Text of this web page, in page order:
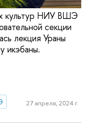
культур НИУ ВШЭ
секции
лекция Ураны
икэбаны.
27 апреля, 2024 г.